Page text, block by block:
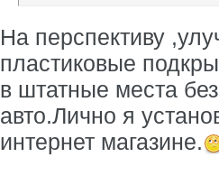
На перспективу
пластиковые
в штатные места
авто.Лично я
интернет магазине.